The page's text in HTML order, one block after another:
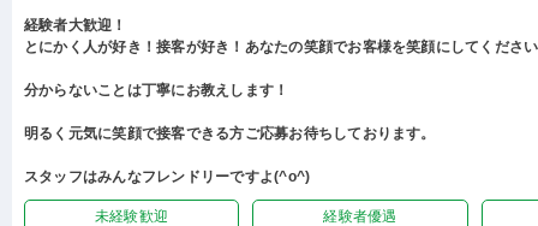
経験者大歓迎！
とにかく人が好き！接客が好き！あなたの笑顔でお客様を笑顔にしてくださ
分からないことは丁寧にお教えします！
明るく元気に笑顔で接客できる方ご応募お待ちしております。
スタッフはみんなフレンドリーですよ(^o^)
未経験歓迎 経験者優遇